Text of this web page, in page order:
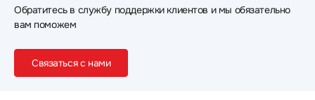
Обратитесь в службу поддержки клиентов и мы обязательно
вам поможем
Связаться с нами